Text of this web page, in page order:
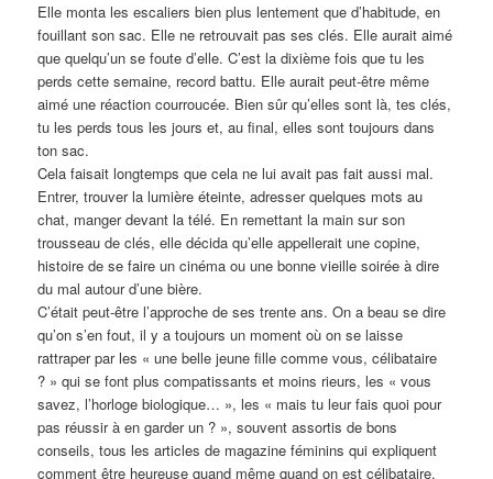
Elle monta les escaliers bien plus lentement que d’habitude, en
fouillant son sac. Elle ne retrouvait pas ses clés. Elle aurait aimé
que quelqu’un se foute d’elle. C’est la dixième fois que tu les
perds cette semaine, record battu. Elle aurait peut-être même
aimé une réaction courroucée. Bien sûr qu’elles sont là, tes clés,
tu les perds tous les jours et, au final, elles sont toujours dans
ton sac.
Cela faisait longtemps que cela ne lui avait pas fait aussi mal.
Entrer, trouver la lumière éteinte, adresser quelques mots au
chat, manger devant la télé. En remettant la main sur son
trousseau de clés, elle décida qu’elle appellerait une copine,
histoire de se faire un cinéma ou une bonne vieille soirée à dire
du mal autour d’une bière.
C’était peut-être l’approche de ses trente ans. On a beau se dire
qu’on s’en fout, il y a toujours un moment où on se laisse
rattraper par les « une belle jeune fille comme vous, célibataire
? » qui se font plus compatissants et moins rieurs, les « vous
savez, l’horloge biologique… », les « mais tu leur fais quoi pour
pas réussir à en garder un ? », souvent assortis de bons
conseils, tous les articles de magazine féminins qui expliquent
comment être heureuse quand même quand on est célibataire.